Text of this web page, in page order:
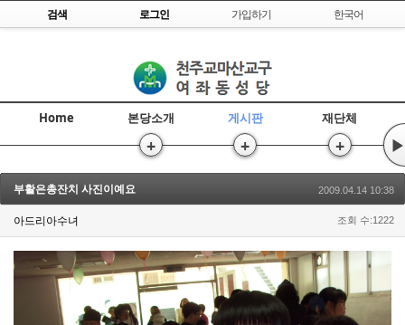
Skip to content
검색 로그인 가입하기 한국어
Home 본당소개
+
게시판
+
재단체
+ ▶
부활은총잔치 사진이예요 2009.04.14 10:38
아드리아수녀 조회 수:1222